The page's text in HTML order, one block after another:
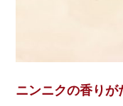
ニンニクの香りが